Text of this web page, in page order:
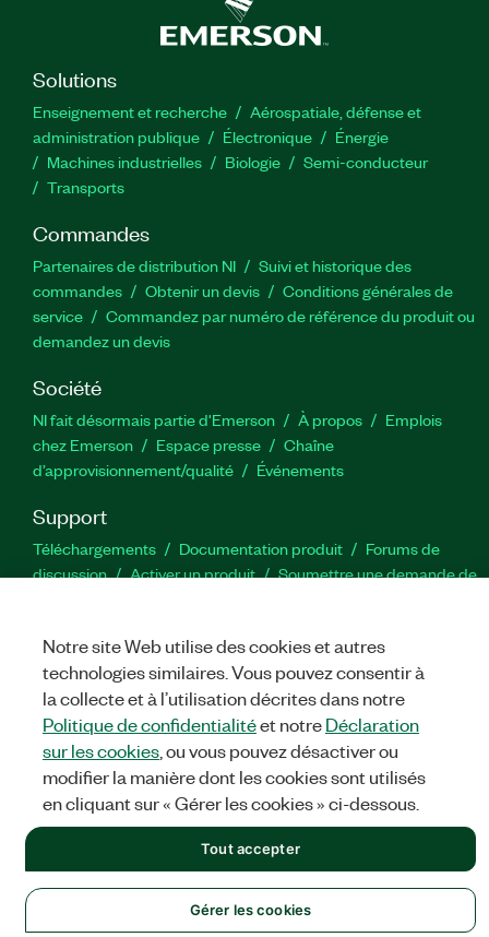
Solutions
Enseignement et recherche
Aérospatiale, défense et
administration publique
Électronique
Énergie​
Machines industrielles
Biologie
Semi-conducteur
Transports
Commandes
Partenaires de distribution NI
Suivi et historique des
commandes
Obtenir un devis
Conditions générales de
service
Commandez par numéro de référence du produit ou
demandez un devis
Société
NI fait désormais partie d'Emerson À propos
Emplois
chez Emerson
Espace presse
Chaîne
d’approvisionnement/qualité
Événements
Support
Téléchargements Documentation produit
Forums de
discussion
Activer un produit
Soumettre une demande de
TwitterYouTube
MENTIONS LÉGALES |IMPRINT CONFIDENTIALITÉ
les cookies
©NATIONAL INSTRUMENTS CORP. TOUS DROITS RÉSERVÉS.
Notre site Web utilise des cookies et autres
technologies similaires. Vous pouvez consentir à
la collecte et à l’utilisation décrites dans notre
Politique de confidentialitéet notreDéclaration
sur les cookies, ou vous pouvez désactiver ou
modifier la manière dont les cookies sont utilisés
en cliquant sur « Gérer les cookies » ci-dessous.
Gérer les cookies
Tout accepter